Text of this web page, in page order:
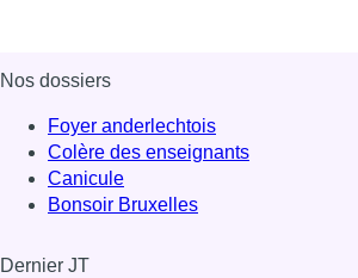
Nos dossiers
Foyer anderlechtois
Colère des enseignants
Canicule
Bonsoir Bruxelles
Dernier JT